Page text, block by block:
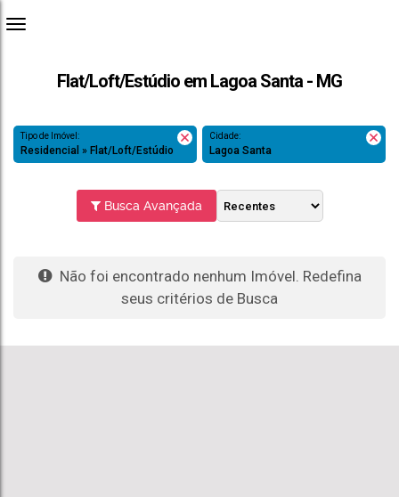
Flat/Loft/Estúdio em Lagoa Santa - MG
Tipo de Imóvel:
Residencial » Flat/Loft/Estúdio
Cidade:
Lagoa Santa
Busca Avançada
Não foi encontrado nenhum Imóvel. Redefina
seus critérios de Busca